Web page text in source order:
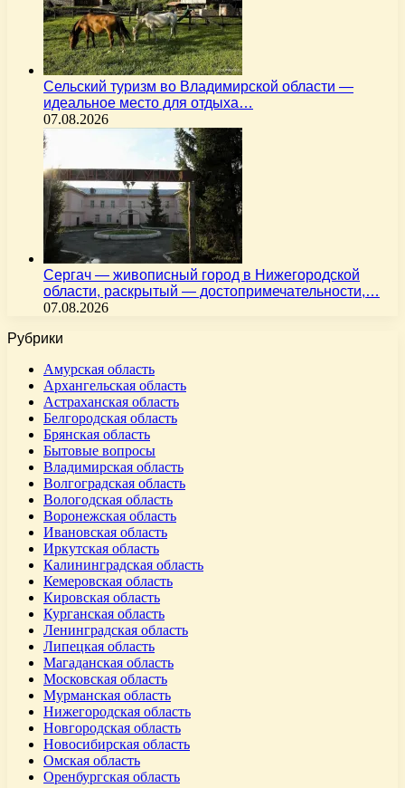
Сельский туризм во Владимирской области —
идеальное место для отдыха…
07.08.2026
Сергач — живописный город в Нижегородской
области, раскрытый — достопримечательности,…
07.08.2026
Рубрики
Амурская область
Архангельская область
Астраханская область
Белгородская область
Брянская область
Бытовые вопросы
Владимирская область
Волгоградская область
Вологодская область
Воронежская область
Ивановская область
Иркутская область
Калининградская область
Кемеровская область
Кировская область
Курганская область
Ленинградская область
Липецкая область
Магаданская область
Московская область
Мурманская область
Нижегородская область
Новгородская область
Новосибирская область
Омская область
Оренбургская область